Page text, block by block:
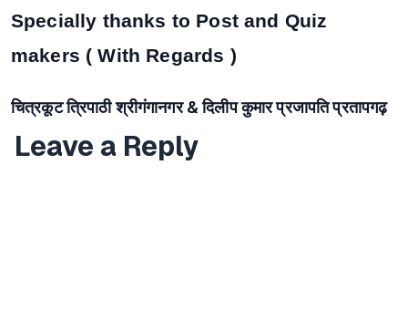
Specially thanks to Post and Quiz
makers ( With Regards )
चित्रकूट त्रिपाठी श्रीगंगानगर & दिलीप कुमार प्रजापति प्रतापगढ़
Leave a Reply